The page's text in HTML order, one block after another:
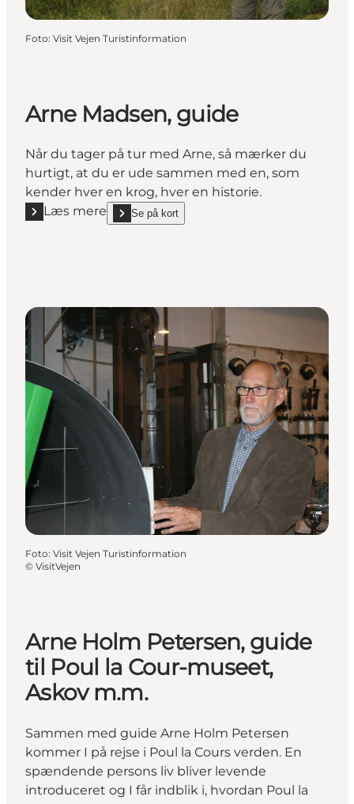
Foto: Visit Vejen Turistinformation
Arne Madsen, guide
Når du tager på tur med Arne, så mærker du
hurtigt, at du er ude sammen med en, som
kender hver en krog, hver en historie.
Læs mere
Læs mere "Arne Madsen, guide"
Se på kort
show Arne Madsen, guide on_map
Foto: Visit Vejen Turistinformation
© VisitVejen
Arne Holm Petersen, guide
til Poul la Cour-museet,
Askov m.m.
Sammen med guide Arne Holm Petersen
kommer I på rejse i Poul la Cours verden. En
spændende persons liv bliver levende
introduceret og I får indblik i, hvordan Poul la